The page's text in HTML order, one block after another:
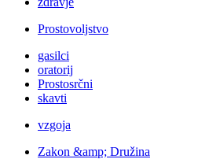
Prostovoljstvo
gasilci
oratorij
Prostosrčni
skavti
vzgoja
Zakon &amp; Družina